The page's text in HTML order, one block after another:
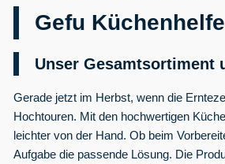
Gefu
Unser Gesamtsortiment
Gerade jetzt im Herbst, wenn die
Hochtouren. Mit den hochwertigen
leichter von der Hand. Ob beim
Aufgabe die passende Lösung. Die